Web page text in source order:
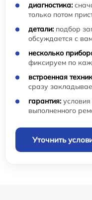
диагностика:
только потом
детали: подбор
обсуждается с
несколько
фиксируем по
встроенная
сразу
гарантия:
выполненного
Уточнить